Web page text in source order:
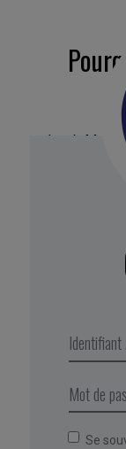
Jacob
Au-delà des
être en
connaître
des
Se